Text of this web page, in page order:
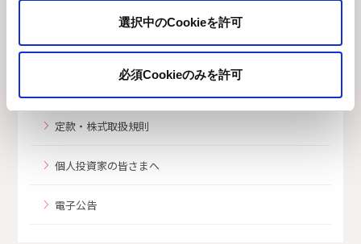
選択中のCookieを許可
必須Cookieのみを許可
IRカレンダー
定款・株式取扱規則
個人投資家の皆さまへ
電子公告